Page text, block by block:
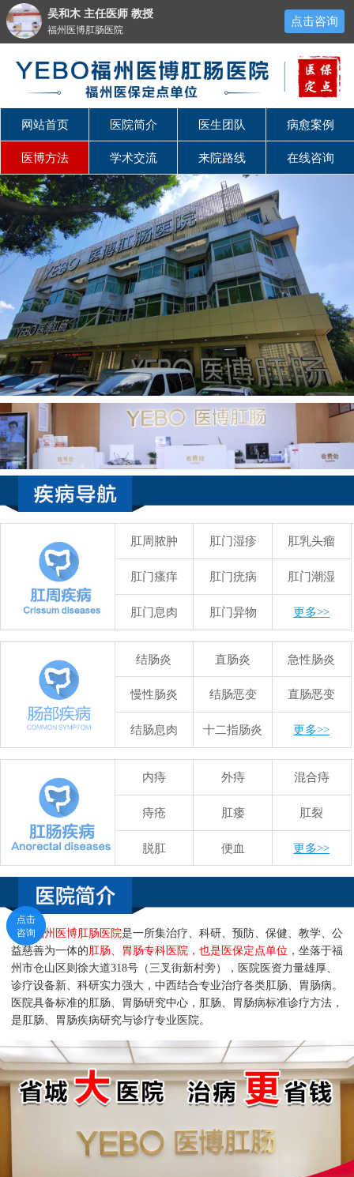
网站首页 医院简介 医生团队 病愈案例
医博方法 学术交流 来院路线 在线咨询
肛周脓肿 肛门湿疹 肛乳头瘤
肛门瘙痒 肛门疣病 肛门潮湿
肛门息肉 肛门异物 更多>>
结肠炎 直肠炎 急性肠炎
慢性肠炎 结肠恶变 直肠恶变
结肠息肉 十二指肠炎 更多>>
内痔 外痔 混合痔
痔疮 肛瘘 肛裂
脱肛 便血 更多>>
福州医博肛肠医院是一所集治疗、科研、预防、保健、教学、公
益慈善为一体的肛肠、胃肠专科医院，也是医保定点单位 ，坐落于福
州市仓山区则徐大道318号（三叉街新村旁），医院医资力量雄厚、
诊疗设备新、科研实力强大，中西结合专业治疗各类肛肠、胃肠病。
医院具备标准的肛肠、胃肠研究中心，肛肠、胃肠病标准诊疗方法，
是肛肠、胃肠疾病研究与诊疗专业医院。
点击
咨询
点击
咨询
吴和木 主任医师 教授
福州医博肛肠医院
点击咨询